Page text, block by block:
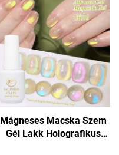
Mágneses Macska Szem
Gél Lakk Holografikus